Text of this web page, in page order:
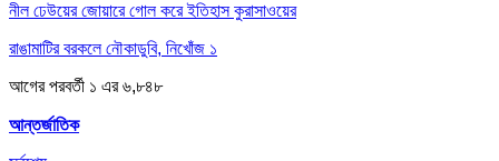
নীল ঢেউয়ের জোয়ারে গোল করে ইতিহাস কুরাসাওয়ের
রাঙামাটির বরকলে নৌকাডুবি, নিখোঁজ ১
আগেরপরবর্তী ১ এর ৬,৮৪৮
আন্তর্জাতিক